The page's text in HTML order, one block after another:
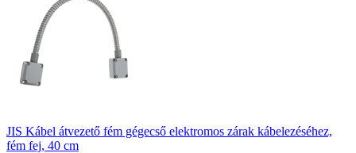
JIS Kábel átvezető fém gégecső elektromos zárak kábelezéséhez,
fém fej, 40 cm